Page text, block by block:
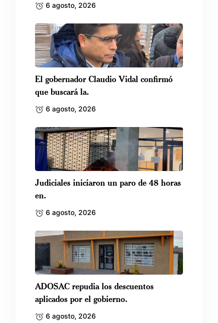
6 agosto, 2026
El gobernador Claudio Vidal confirmó
que buscará la.
6 agosto, 2026
Judiciales iniciaron un paro de 48 horas
en.
6 agosto, 2026
ADOSAC repudia los descuentos
aplicados por el gobierno.
6 agosto, 2026